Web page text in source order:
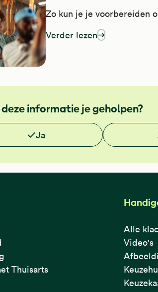
Zo kun je je voorbereiden
Verder lezen
over denk je na over een
informatie je geholpen?
informatie nuttig?
Ja
Thuisarts
Alle
Video's